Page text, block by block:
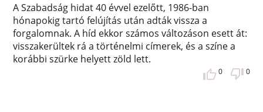
A Szabadság hidat 40 évvel ezelőtt, 1986-ban
hónapokig tartó felújítás után adták vissza a
forgalomnak. A híd ekkor számos változáson esett át:
visszakerültek rá a történelmi címerek, és a színe a
korábbi szürke helyett zöld lett.
0 0